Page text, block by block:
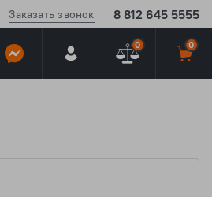
Заказать звонок 8 812 645 5555
0 0